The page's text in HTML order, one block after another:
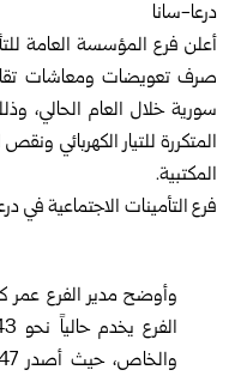
درعا-سانا
أعلن فرع المؤسسة العامة
سورية خلال العام الحالي،
المتكررة للتيار الكهربائي
المكتبية.
وأوضح مدير الفرع عمر